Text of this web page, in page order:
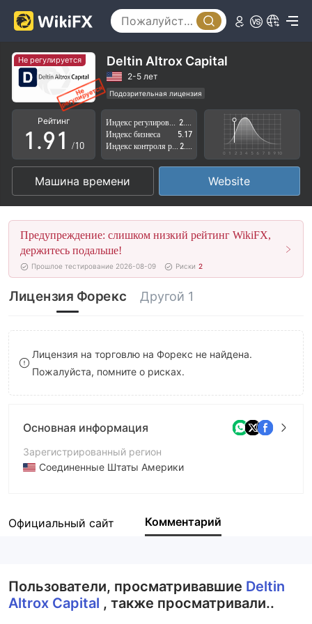
Не регулируется Deltin Altrox Capital
2-5 лет
Подозрительная лицензия
Регион деятельности подозрителен
Высокие потенциальные риски
Рейтинг
0
1
2
3
4
5
6
7
8
9
.
5
6
7
8
9
0
1
2
3
4
5
6
7
8
9
/10
Индекс бизнеса
5.17
Машина времени Website
Предупреждение: слишком низкий рейтинг WikiFX,
держитесь подальше!
Прошлое тестирование 2026-08-09 Риски 2
Лицензия Форекс Другой 1
Лицензия на торговлю на Форекс не найдена.
Пожалуйста, помните о рисках.
Основная информация
Зарегистрированный регион
Соединенные Штаты Америки
Компания
Официальный сайт Комментарий
Пользователи, просматривавшие Deltin
Altrox Capital , также просматривали..